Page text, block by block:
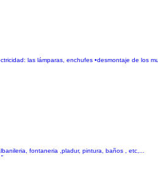
las lámparas, enchufes •desmontaje de los
fontaneria ,pladur, pintura, baños , etc,...